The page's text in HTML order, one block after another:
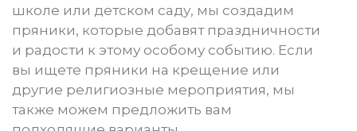
школе или детском саду, мы создадим
пряники, которые добавят праздничности
и радости к этому особому событию. Если
вы ищете пряники на крещение или
другие религиозные мероприятия, мы
также можем предложить вам